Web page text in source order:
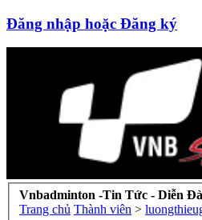
Đăng nhập hoặc Đăng ký
Vnbadminton -Tin Tức - Diễn
Trang chủ Thành viên >